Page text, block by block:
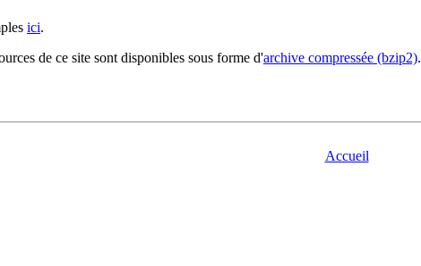
ici.
de ce site sont disponibles sous forme d'archive compressée (bzip2).
Accueil